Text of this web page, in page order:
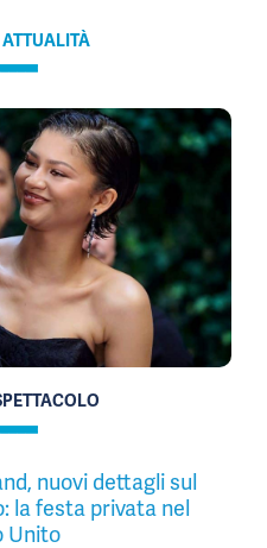
ATTUALITÀ
nuovi dettagli sul
la festa privata nel
Unito